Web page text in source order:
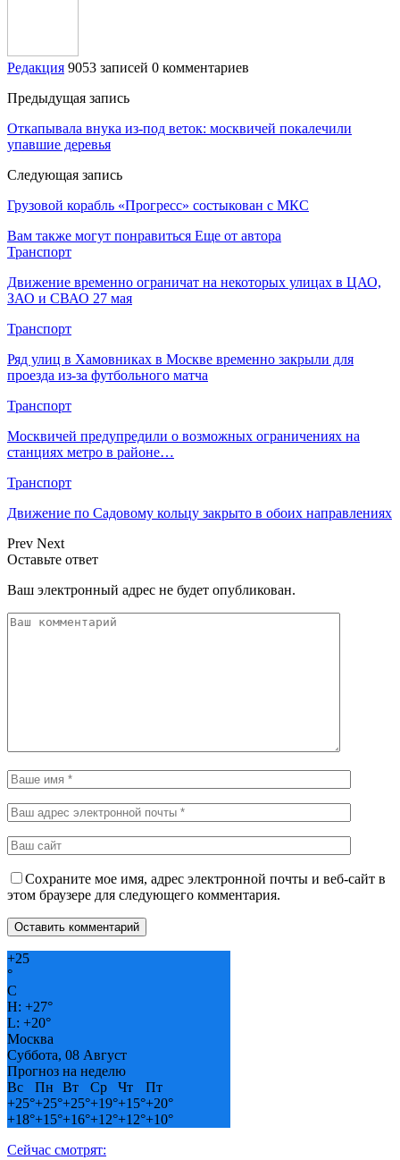
Редакция 9053 записей 0 комментариев
Предыдущая запись
Откапывала внука из-под веток: москвичей покалечили
упавшие деревья
Следующая запись
Грузовой корабль «Прогресс» состыкован с МКС
Вам также могут понравиться Еще от автора
Транспорт
Движение временно ограничат на некоторых улицах в ЦАО,
ЗАО и СВАО 27 мая
Транспорт
Ряд улиц в Хамовниках в Москве временно закрыли для
проезда из-за футбольного матча
Транспорт
Москвичей предупредили о возможных ограничениях на
станциях метро в районе…
Транспорт
Движение по Садовому кольцу закрыто в обоих направлениях
Prev Next
Оставьте ответ
Ваш электронный адрес не будет опубликован.
Сохраните мое имя, адрес электронной почты и веб-сайт в
этом браузере для следующего комментария.
+25
°
C
H: +27°
L: +20°
Москва
Суббота, 08 Август
Прогноз на неделю
Вс
Пн Вт Ср Чт
Пт
+25°+25°+25°+19°+15°+20°
+18°+15°+16°+12°+12°+10°
Сейчас смотрят: